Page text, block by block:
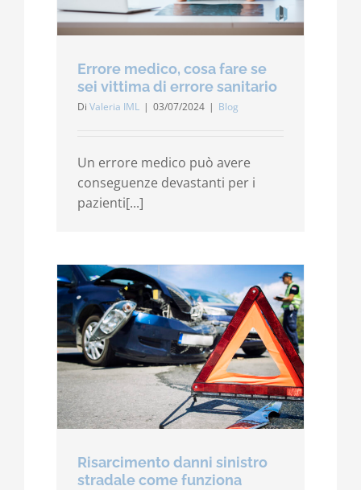
Errore medico, cosa fare se
sei vittima di errore sanitario
Di Valeria IML | 03/07/2024 | Blog
Un errore medico può avere
conseguenze devastanti per i
pazienti[...]
Risarcimento danni sinistro
stradale come funziona